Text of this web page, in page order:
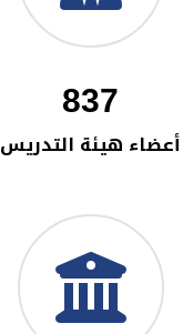
837
أعضاء هيئة التدريس